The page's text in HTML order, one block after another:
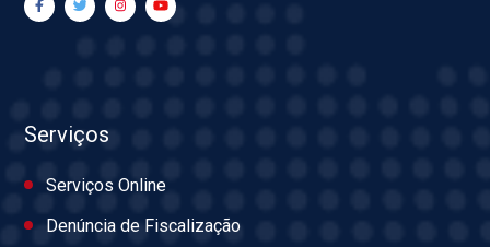
Serviços
Serviços Online
Denúncia de Fiscalização